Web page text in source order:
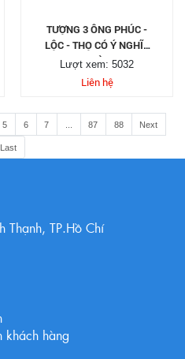
TƯỢNG 3 ÔNG PHÚC -
LỘC - THỌ CÓ Ý NGHĨA
GÌ
Lượt xem: 5032
Liên hệ
5 6 7 87 88 Next
Last
Thạnh, TP.Hồ Chí
khách hàng